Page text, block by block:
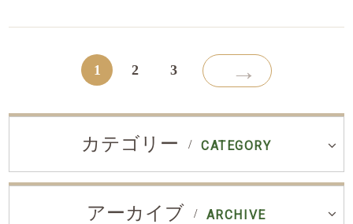
1 2 3 →
カテゴリー CATEGORY
アーカイブ ARCHIVE